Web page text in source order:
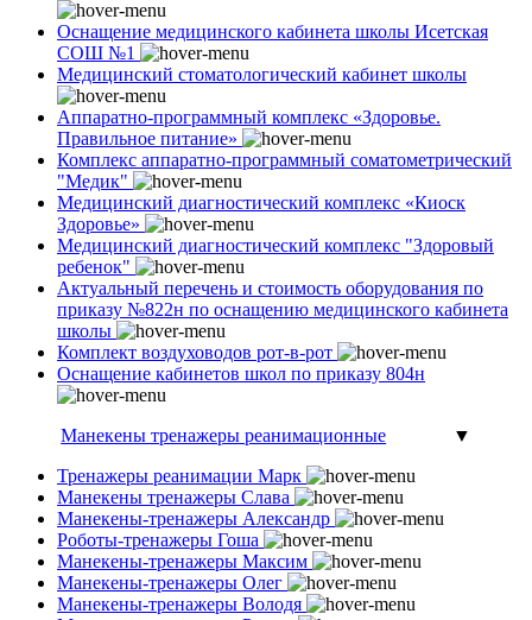
Оснащение медицинского кабинета школы Исетская
СОШ №1
Медицинский стоматологический кабинет школы
Аппаратно-программный комплекс «Здоровье.
Правильное питание»
Комплекс аппаратно-программный соматометрический
"Медик"
Медицинский диагностический комплекс «Киоск
Здоровье»
Медицинский диагностический комплекс "Здоровый
ребенок"
Актуальный перечень и стоимость оборудования по
приказу №822н по оснащению медицинского кабинета
школы
Комплект воздуховодов рот-в-рот
Оснащение кабинетов школ по приказу 804н
Манекены тренажеры реанимационные
▼
Тренажеры реанимации Марк
Манекены тренажеры Слава
Манекены-тренажеры Александр
Роботы-тренажеры Гоша
Манекены-тренажеры Максим
Манекены-тренажеры Олег
Манекены-тренажеры Володя